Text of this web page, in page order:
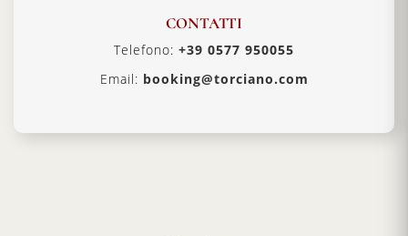
CONTATTI
Telefono: +39 0577 950055
Email: booking@torciano.com